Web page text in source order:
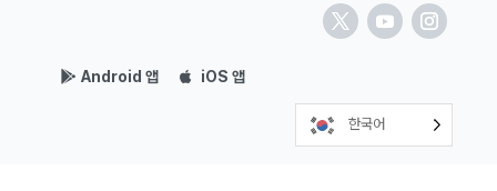
Android 앱 iOS 앱
한국어